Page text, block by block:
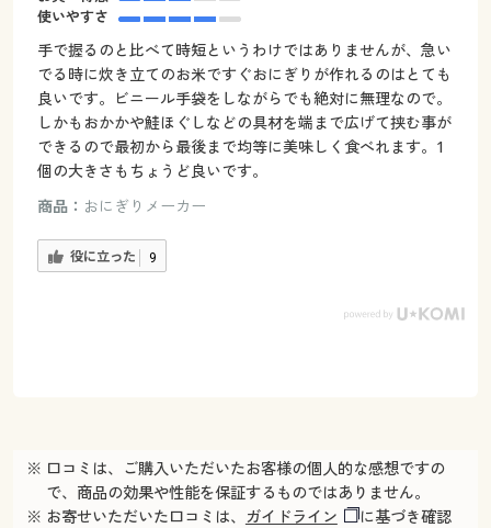
使いやすさ
手で握るのと比べて時短というわけではありませんが、急い
でる時に炊き立てのお米ですぐおにぎりが作れるのはとても
良いです。ビニール手袋をしながらでも絶対に無理なので。
しかもおかかや鮭ほぐしなどの具材を端まで広げて挟む事が
できるので最初から最後まで均等に美味しく食べれます。1
個の大きさもちょうど良いです。
商品： おにぎりメーカー
役に立った 9
※ 口コミは、ご購入いただいたお客様の個人的な感想ですの
で、商品の効果や性能を保証するものではありません。
※ お寄せいただいた口コミは、 ガイドライン
に基づき確認